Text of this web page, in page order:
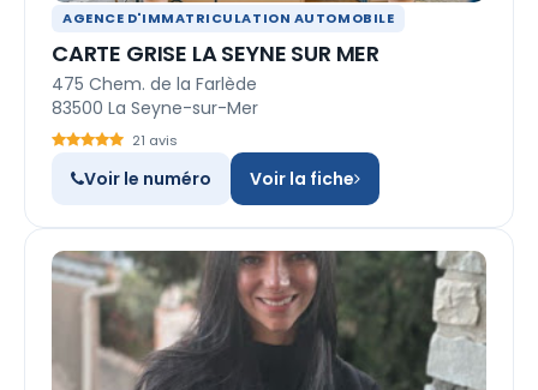
AGENCE D'IMMATRICULATION AUTOMOBILE
CARTE GRISE LA SEYNE SUR MER
475 Chem. de la Farlède
83500 La Seyne-sur-Mer
21 avis
Voir le numéro Voir la fiche